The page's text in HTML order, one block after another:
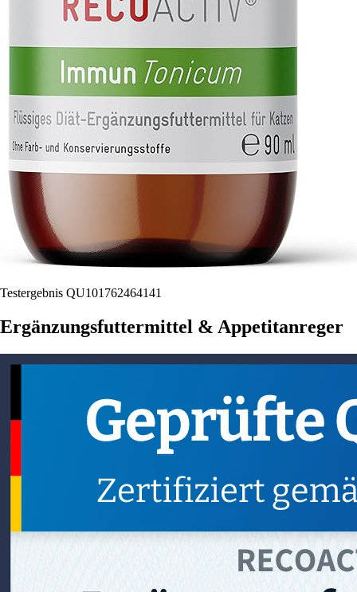
Testergebnis QU101762464141
Ergänzungsfuttermittel & Appetitanreger